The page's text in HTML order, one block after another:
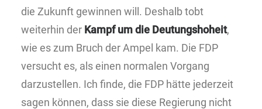
die Zukunft gewinnen will. Deshalb tobt
weiterhin der Kampf um die Deutungshoheit,
wie es zum Bruch der Ampel kam. Die FDP
versucht es, als einen normalen Vorgang
darzustellen. Ich finde, die FDP hätte jederzeit
sagen können, dass sie diese Regierung nicht